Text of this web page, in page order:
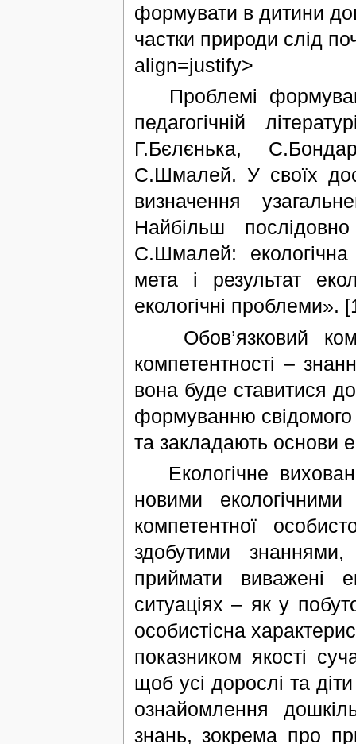
формувати в дитини
частки природи слід
align=justify>
Проблемі
педагогічній
Г.Бєлєнька,
С.Шмалей. У своїх
визначення
Найбільш
С.Шмалей: екологічна
мета і результат
екологічні проблеми».
Обов’язковий
компетентності –
вона буде ставитися
формуванню свідомого
та закладають основи
Екологічне
новими
компетентної
здобутими
приймати виважені
ситуаціях – як у
особистісна
показником якості
щоб усі дорослі та
ознайомлення
знань, зокрема про